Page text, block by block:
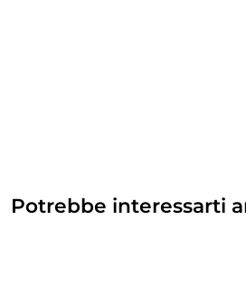
Potrebbe interessarti